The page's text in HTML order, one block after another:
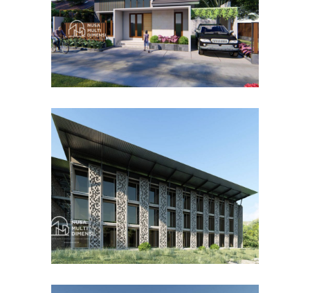
Desain Dormitory Dramaga
IPB di Kota Bogor
DESAIN BANGUNAN LAINNYA